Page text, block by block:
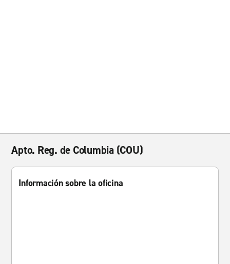
Apto. Reg. de Columbia (COU)
Información sobre la oficina